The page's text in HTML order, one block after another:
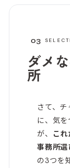
03
ダメ
所
さて、
に、気
が、
こ
事務所
の3つを